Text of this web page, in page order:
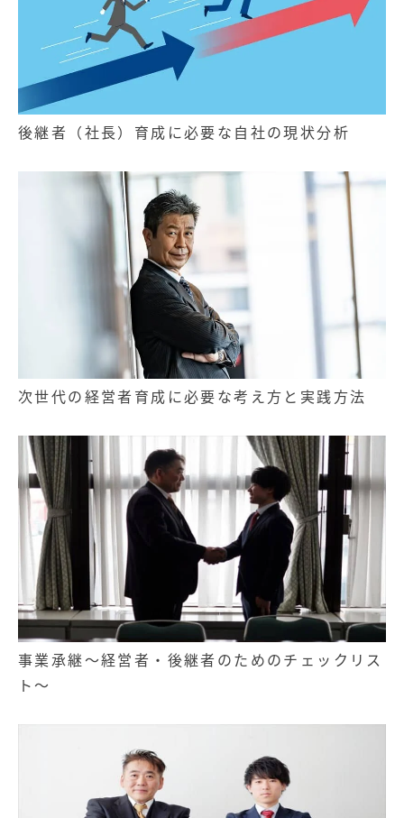
後継者（社長）育成に必要な自社の現状分析
次世代の経営者育成に必要な考え方と実践方法
事業承継～経営者・後継者のためのチェックリス
ト～